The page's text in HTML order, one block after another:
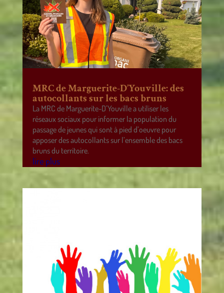
MRC de Marguerite-D’Youville: des
autocollants sur les bacs bruns
La MRC de Marguerite-D’Youville a utiliser les
réseaux sociaux pour informer la population du
passage de jeunes qui sont à pied d’oeuvre pour
apposer des autocollants sur l’ensemble des bacs
bruns du territoire.
lire plus